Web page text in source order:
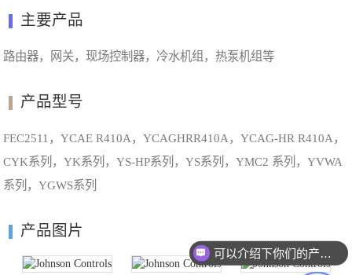
主要产品
路由器，网关，现场控制器，冷水机组，热泵机组等
产品型号
FEC2511，YCAE R410A，YCAGHRR410A，YCAG-HR R410A，
CYK系列，YK系列，YS-HP系列，YS系列，YMC2 系列，YVWA
系列，YGWS系列
产品图片